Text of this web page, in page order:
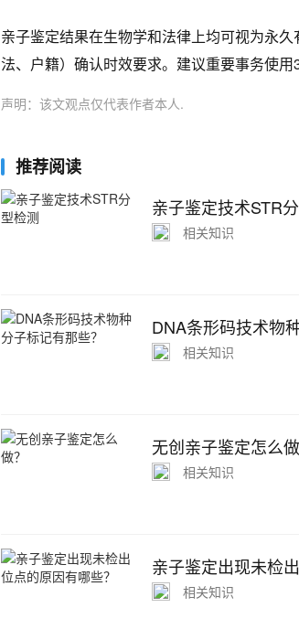
亲子鉴定结果在生物学和法律上均可视为永
法、户籍）确认时效要求。建议重要事务使用
声明：该文观点仅代表作者本人.
推荐阅读
亲子鉴定技术STR
相关知识
DNA条形码技术物
相关知识
无创亲子鉴定怎么做
相关知识
亲子鉴定出现未检
相关知识